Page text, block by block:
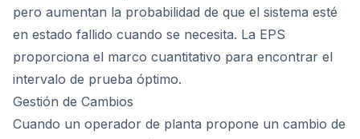
pero aumentan la probabilidad de que el sistema esté
en estado fallido cuando se necesita. La EPS
proporciona el marco cuantitativo para encontrar el
intervalo de prueba óptimo.
Gestión de Cambios
Cuando un operador de planta propone un cambio de